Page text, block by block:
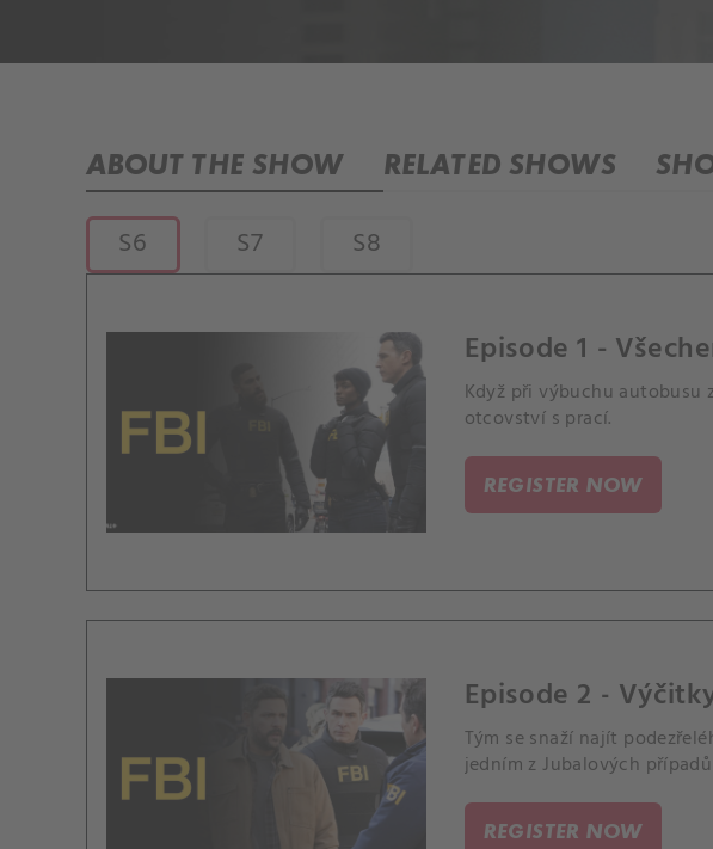
ABOUT THE SHOW RELATED SHOWS
S6 S7 S8
Episode 1 -
Když při výbuchu autobusu
otcovství s prací.
REGISTER NOW
Episode 2 -
Tým se snaží najít
jedním z Jubalových
REGISTER NOW